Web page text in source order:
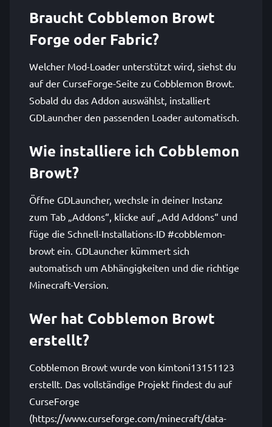
Braucht Cobblemon Browt
Forge oder Fabric?
Welcher Mod-Loader unterstützt wird, siehst du
auf der CurseForge-Seite zu Cobblemon Browt.
Sobald du das Addon auswählst, installiert
GDLauncher den passenden Loader automatisch.
Wie installiere ich Cobblemon
Browt?
Öffne GDLauncher, wechsle in deiner Instanz
zum Tab „Addons“, klicke auf „Add Addons“ und
füge die Schnell-Installations-ID #cobblemon-
browt ein. GDLauncher kümmert sich
automatisch um Abhängigkeiten und die richtige
Minecraft-Version.
Wer hat Cobblemon Browt
erstellt?
Cobblemon Browt wurde von kimtoni13151123
erstellt. Das vollständige Projekt findest du auf
CurseForge
(https://www.curseforge.com/minecraft/data-